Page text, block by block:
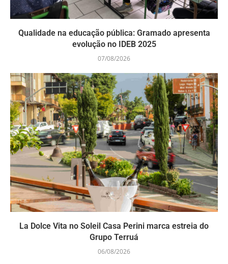
Qualidade na educação pública: Gramado apresenta
evolução no IDEB 2025
07/08/2026
La Dolce Vita no Soleil Casa Perini marca estreia do
Grupo Terruá
06/08/2026